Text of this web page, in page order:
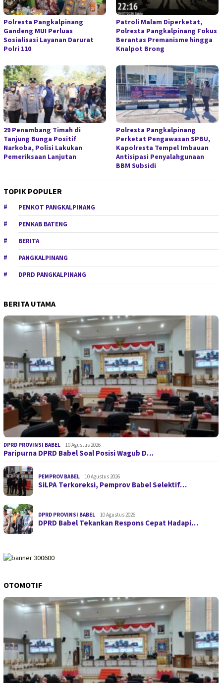
Polresta Pangkalpinang
Gandeng MUI Perluas
Sosialisasi Layanan Darurat
Polri 110
Patroli Malam Diperketat,
Polresta Pangkalpinang Fokus
Berantas Premanisme hingga
Knalpot Brong
29 Penambang Timah di
Tanjung Bunga Positif
Narkoba, Polisi Lakukan
Pemeriksaan Lanjutan
Polresta Pangkalpinang
Perketat Pengawasan SPBU,
Kapolresta Tempel Imbauan
Antisipasi Penyalahgunaan
BBM Subsidi
TOPIK POPULER
PEMKOT PANGKALPINANG
PEMKAB BATENG
BERITA
PANGKALPINANG
DPRD PANGKALPINANG
BERITA UTAMA
DPRD PROVINSI BABEL 10 Agustus 2026
Paripurna DPRD Babel Soal Posisi Wagub D…
PEMPROV BABEL 10 Agustus 2026
SiLPA Terkoreksi, Pemprov Babel Selektif…
DPRD PROVINSI BABEL 10 Agustus 2026
DPRD Babel Tekankan Respons Cepat Hadapi…
OTOMOTIF